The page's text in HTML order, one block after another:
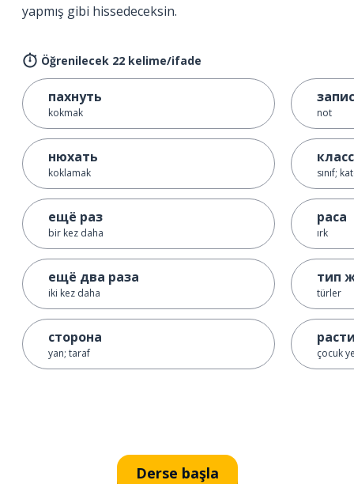
yapmış gibi hissedeceksin.
Öğrenilecek 22 kelime/ifade
пахнуть
kokmak
нюхать
koklamak
ещё раз
bir kez daha
ещё два раза
iki kez daha
сторона
yan; taraf
not
класс
sınıf;
раса
ırk
тип
türler
çocuk
Derse başla